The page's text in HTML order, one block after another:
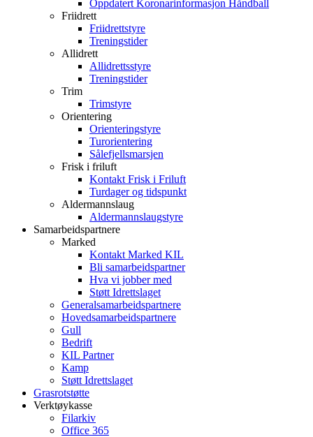
Oppdatert Koronarinformasjon Håndball
Friidrett
Friidrettstyre
Treningstider
Allidrett
Allidrettsstyre
Treningstider
Trim
Trimstyre
Orientering
Orienteringstyre
Turorientering
Sålefjellsmarsjen
Frisk i friluft
Kontakt Frisk i Friluft
Turdager og tidspunkt
Aldermannslaug
Aldermannslaugstyre
Samarbeidspartnere
Marked
Kontakt Marked KIL
Bli samarbeidspartner
Hva vi jobber med
Støtt Idrettslaget
Generalsamarbeidspartnere
Hovedsamarbeidspartnere
Gull
Bedrift
KIL Partner
Kamp
Støtt Idrettslaget
Grasrotstøtte
Verktøykasse
Filarkiv
Office 365